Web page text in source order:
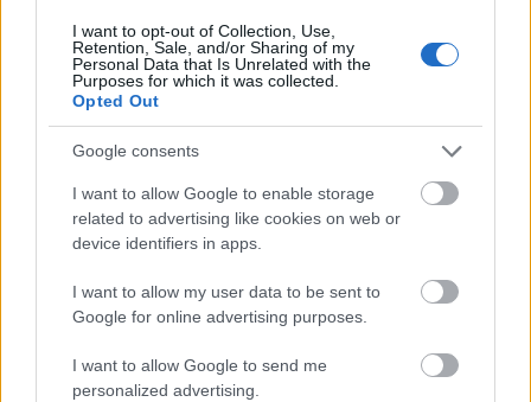
I want to opt-out of Collection, Use,
Retention, Sale, and/or Sharing of my
Personal Data that Is Unrelated with the
Purposes for which it was collected.
Opted Out
Google consents
I want to allow Google to enable storage
related to advertising like cookies on web or
device identifiers in apps.
I want to allow my user data to be sent to
Google for online advertising purposes.
I want to allow Google to send me
personalized advertising.
Δωρεάν μεταφορικά για αγορές άνω των 60€
Επιστροφές
Δυνατότητα επιστροφής εντός 14 ημερών
Τα προϊόντα πρέπει να είναι αφόρετα, άθικτα και με τα
ταμπελάκια τους
εργάσιμες)
Τα έξοδα αποστολής & επιστροφής επιβαρύνουν τον πελάτη
Ανδρικό δώρο σε μαύρη κασετίνα καρδιά